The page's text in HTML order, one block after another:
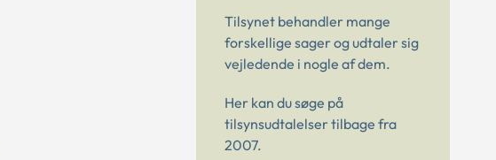
Tilsynet behandler mange
forskellige sager og udtaler sig
vejledende i nogle af dem.
Her kan du søge på
tilsynsudtalelser tilbage fra
2007.